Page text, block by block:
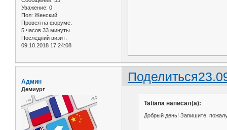
Уважение: 0
Пол: Женский
Провел на форуме:
5 часов 33 минуты
Последний визит:
09.10.2018 17:24:08
Поделиться
Админ
Демиург
Tatiana написал(а):
Добрый день! Запишите,